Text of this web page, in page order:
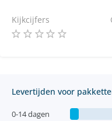
Kijkcijfers
Levertijden voor
0-14 dagen